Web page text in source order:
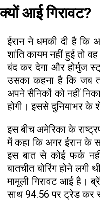
क्यों आई गिरावट?
ईरान ने धमकी दी है कि
शांति कायम नहीं हुई तो
बंद कर देगा और होर्मुज
उसका कहना है कि जब
अपने सैनिकों को नहीं
होगी। इससे दुनियाभर के
इस बीच अमेरिका के
में कहा कि अगर ईरान के
इस बात से कोई फर्क
बातचीत बोरिंग होने
मामूली गिरावट आई है।
साथ 94.56 पर ट्रेड कर